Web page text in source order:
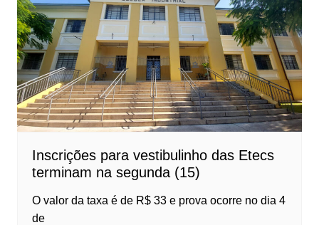
Inscrições para vestibulinho das Etecs
terminam na segunda (15)
O valor da taxa é de R$ 33 e prova ocorre no dia 4
de